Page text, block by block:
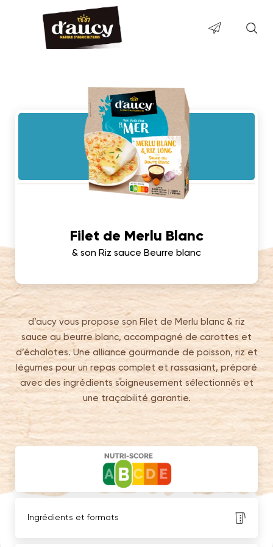
Filet de Merlu Blanc
& son Riz sauce Beurre blanc
d’aucy vous propose son Filet de Merlu blanc & riz
sauce au beurre blanc, accompagné de carottes et
d’échalotes. Une alliance gourmande de poisson, riz et
légumes pour un repas complet et rassasiant, préparé
avec des ingrédients soigneusement sélectionnés et
une traçabilité garantie.
Ingrédients et formats